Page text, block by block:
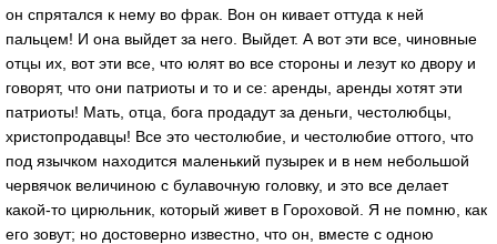
он спрятался к нему во фрак. Вон он кивает оттуда к ней
пальцем! И она выйдет за него. Выйдет. А вот эти все, чиновные
отцы их, вот эти все, что юлят во все стороны и лезут ко двору и
говорят, что они патриоты и то и се: аренды, аренды хотят эти
патриоты! Мать, отца, бога продадут за деньги, честолюбцы,
христопродавцы! Все это честолюбие, и честолюбие оттого, что
под язычком находится маленький пузырек и в нем небольшой
червячок величиною с булавочную головку, и это все делает
какой-то цирюльник, который живет в Гороховой. Я не помню, как
его зовут; но достоверно известно, что он, вместе с одною